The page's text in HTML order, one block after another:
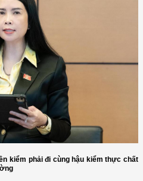
kiểm phải đi cùng hậu kiểm thực chất